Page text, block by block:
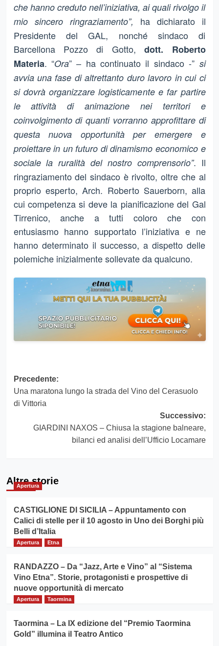
che hanno creduto nell’iniziativa, ai quali rivolgo il
mio sincero ringraziamento”, ha dichiarato il
Presidente del GAL, nonché sindaco di
Barcellona Pozzo di Gotto,dott. Roberto
Materia. “Ora” – ha continuato il sindaco -” si
avvia una fase di altrettanto duro lavoro in cui ci
si dovrà organizzare logisticamente e far partire
le attività di animazione nei territori e
coinvolgimento di quanti vorranno approfittare di
questa nuova opportunità per emergere e
proiettare in un futuro di dinamismo economico e
sociale la ruralità del nostro comprensorio”. Il
ringraziamento del sindaco è rivolto, oltre che al
proprio esperto, Arch. Roberto Sauerborn, alla
cui competenza si deve la pianificazione del Gal
Tirrenico, anche a tutti coloro che con
entusiasmo hanno supportato l’iniziativa e ne
hanno determinato il successo, a dispetto delle
polemiche inizialmente sollevate da qualcuno.
Navigazione
articolo
Precedente:
Una maratona lungo la strada del Vino del Cerasuolo
di Vittoria
Successivo:
GIARDINI NAXOS – Chiusa la stagione balneare,
bilanci ed analisi dell’Ufficio Locamare
Altre storie
Apertura
CASTIGLIONE DI SICILIA – Appuntamento con
Calici di stelle per il 10 agosto in Uno dei Borghi più
Belli d’Italia
Apertura Etna
RANDAZZO – Da “Jazz, Arte e Vino” al “Sistema
Vino Etna”. Storie, protagonisti e prospettive di
nuove opportunità di mercato
Apertura Taormina
Taormina – La IX edizione del “Premio Taormina
Gold” illumina il Teatro Antico